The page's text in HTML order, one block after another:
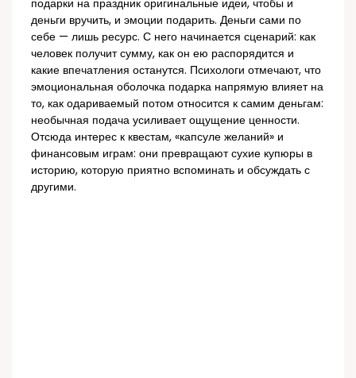
подарки на праздник оригинальные идеи, чтобы и
деньги вручить, и эмоции подарить. Деньги сами по
себе — лишь ресурс. С него начинается сценарий: как
человек получит сумму, как он ею распорядится и
какие впечатления останутся. Психологи отмечают, что
эмоциональная оболочка подарка напрямую влияет на
то, как одариваемый потом относится к самим деньгам:
необычная подача усиливает ощущение ценности.
Отсюда интерес к квестам, «капсуле желаний» и
финансовым играм: они превращают сухие купюры в
историю, которую приятно вспоминать и обсуждать с
другими.